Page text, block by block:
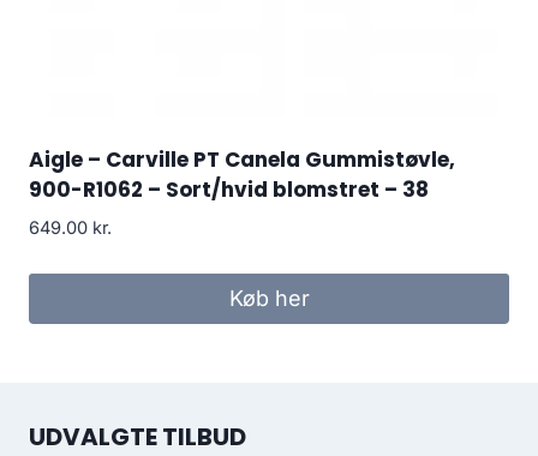
Aigle – Carville PT Canela Gummistøvle,
900-R1062 – Sort/hvid blomstret – 38
649.00 kr.
Køb her
UDVALGTE TILBUD